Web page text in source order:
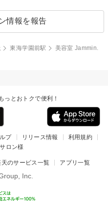
情報を報告
東海学園前駅
美容室 Jammin.
っとおトクで便利！
プ リリース情報
利用規約
ロン様
天のサービス一覧 アプリ一覧
Inc.